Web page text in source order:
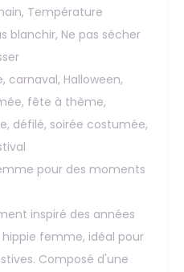
Température
blanchir, Ne pas sécher
carnaval, Halloween,
fête à thème,
défilé, soirée costumée,
pour des moments
inspiré des années
femme, idéal pour
Composé d'une